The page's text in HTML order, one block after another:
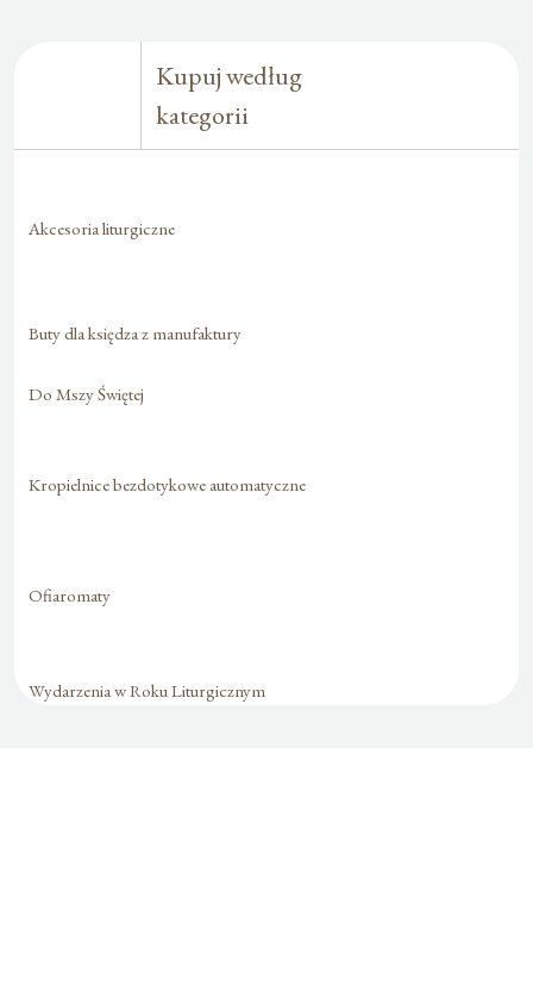
Kupuj według
kategorii
Akcesoria liturgiczne
Buty dla księdza z manufaktury
Do Mszy Świętej
Kropielnice bezdotykowe automatyczne
Ofiaromaty
Wydarzenia w Roku Liturgicznym